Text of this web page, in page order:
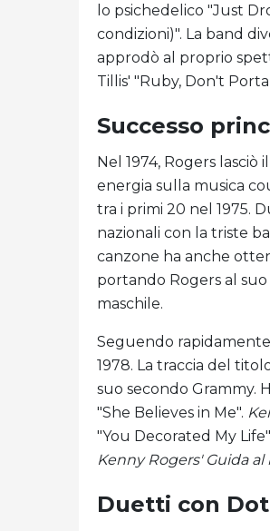
lo psichedelico "Just
condizioni)". La band
approdò al proprio
Tillis' "Ruby, Don't
Successo
Nel 1974, Rogers
energia sulla musica
tra i primi 20 nel 1975.
nazionali con la triste
canzone ha anche
portando Rogers al
maschile.
Seguendo
1978. La traccia del
suo secondo Grammy.
"She Believes in Me".
"You Decorated My
Kenny Rogers' Guida
Duetti con